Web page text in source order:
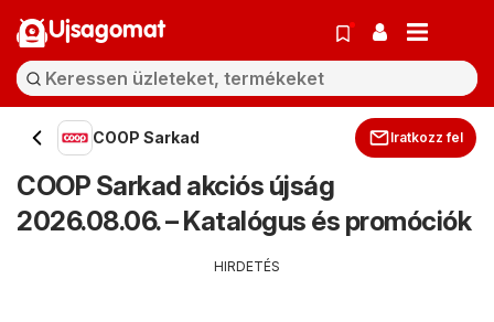
Ujsagomat
COOP Sarkad Iratkozz fel
COOP Sarkad akciós újság
2026.08.06. – Katalógus és promóciók
HIRDETÉS